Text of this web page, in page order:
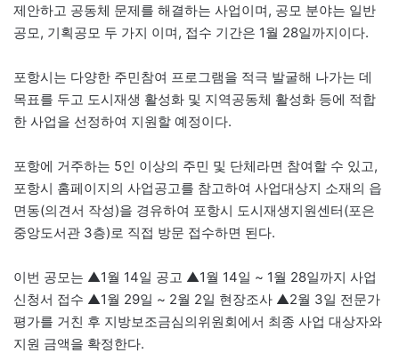
제안하고 공동체 문제를 해결하는 사업이며, 공모 분야는 일반
공모, 기획공모 두 가지 이며, 접수 기간은 1월 28일까지이다.
포항시는 다양한 주민참여 프로그램을 적극 발굴해 나가는 데
목표를 두고 도시재생 활성화 및 지역공동체 활성화 등에 적합
한 사업을 선정하여 지원할 예정이다.
포항에 거주하는 5인 이상의 주민 및 단체라면 참여할 수 있고,
포항시 홈페이지의 사업공고를 참고하여 사업대상지 소재의 읍
면동(의견서 작성)을 경유하여 포항시 도시재생지원센터(포은
중앙도서관 3층)로 직접 방문 접수하면 된다.
이번 공모는 ▲1월 14일 공고 ▲1월 14일 ~ 1월 28일까지 사업
신청서 접수 ▲1월 29일 ~ 2월 2일 현장조사 ▲2월 3일 전문가
평가를 거친 후 지방보조금심의위원회에서 최종 사업 대상자와
지원 금액을 확정한다.